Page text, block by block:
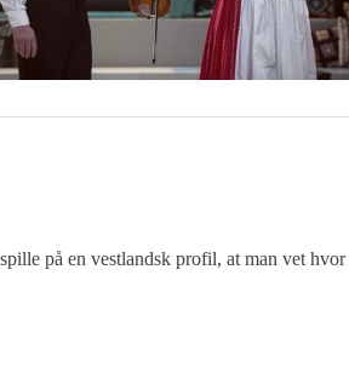
på en vestlandsk profil, at man vet hvor